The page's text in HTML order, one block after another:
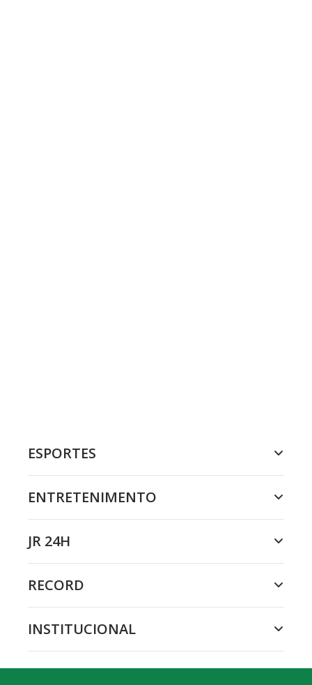
ESPORTES
ENTRETENIMENTO
JR 24H
RECORD
INSTITUCIONAL